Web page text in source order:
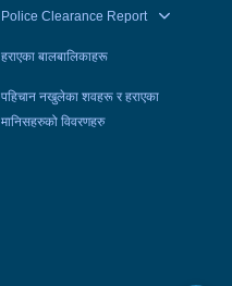
Police Clearance Report
हराएका बालबालिकाहरू
पहिचान नखुलेका शवहरू र हराएका
मानिसहरुको विवरणहरु